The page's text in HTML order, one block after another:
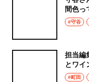
間色っ
#守谷
担当編
とワイ
飯diary
#町田